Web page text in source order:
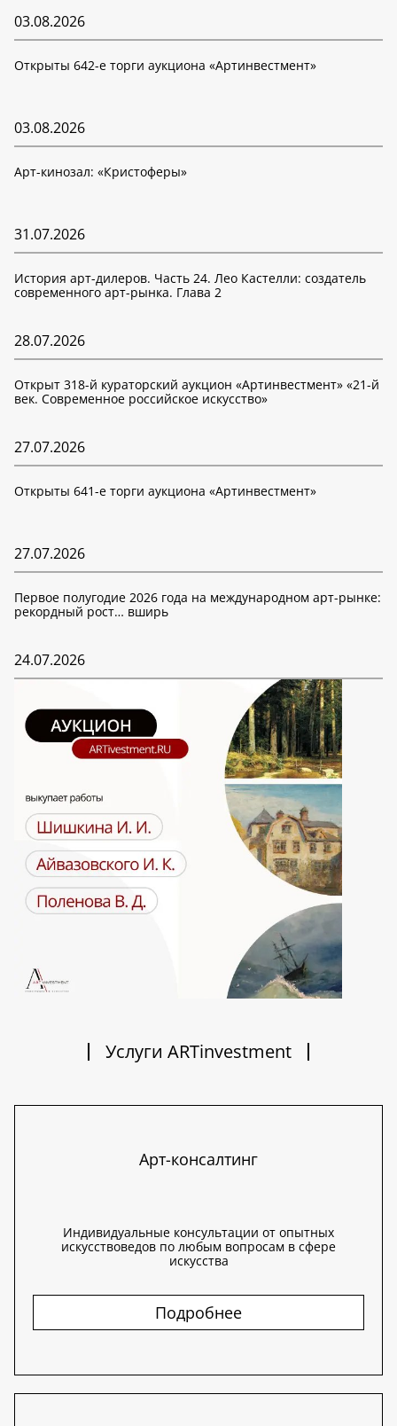
03.08.2026
Открыты 642-е торги аукциона «Артинвестмент»
03.08.2026
Арт-кинозал: «Кристоферы»
31.07.2026
История арт-дилеров. Часть 24. Лео Кастелли: создатель
современного арт-рынка. Глава 2
28.07.2026
Открыт 318-й кураторский аукцион «Артинвестмент» «21-й
век. Современное российское искусство»
27.07.2026
Открыты 641-е торги аукциона «Артинвестмент»
27.07.2026
Первое полугодие 2026 года на международном арт-рынке:
рекордный рост… вширь
24.07.2026
Услуги ARTinvestment
Арт-консалтинг
Индивидуальные консультации от опытных
искусствоведов по любым вопросам в сфере
искусства
Подробнее